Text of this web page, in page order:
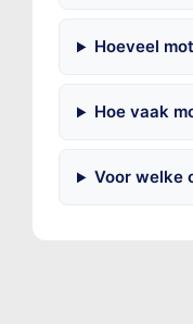
Hoeveel
Hoe vaak
Voor welke